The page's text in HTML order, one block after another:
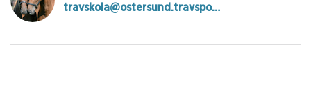
travskola@ostersund.travsport.se